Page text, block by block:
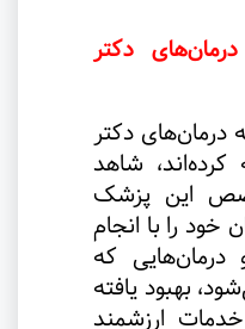
دکتر
درمان‌های دکتر
کرده‌اند، شاهد
این پزشک
خود را با انجام
درمان‌هایی که
بهبود یافته
ارزشمند